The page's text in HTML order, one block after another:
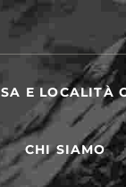
E LOCALITÀ
CHI SIAMO